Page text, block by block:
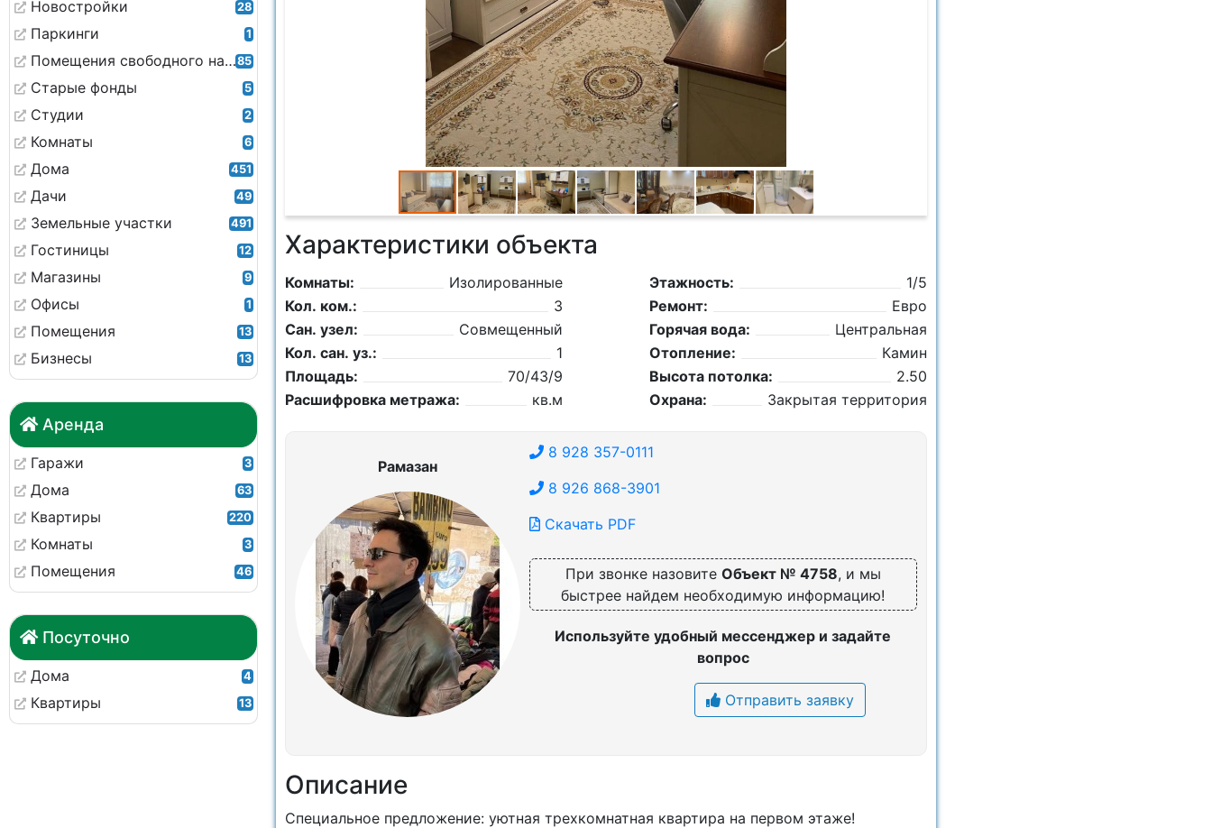
Новостройки 28
Паркинги 1
Помещения свободного назначения85
Старые фонды 5
Студии 2
Комнаты 6
Дома 451
Дачи 49
Земельные участки 491
Гостиницы 12
Магазины 9
Офисы 1
Помещения 13
Бизнесы 13
Аренда
Гаражи 3
Дома 63
Квартиры 220
Комнаты 3
Помещения 46
Посуточно
Дома 4
Квартиры 13
Характеристики объекта
Комнаты:
Изолированные
Кол. ком.:
3
Сан. узел:
Совмещенный
Кол. сан. уз.:
1
Площадь:
70/43/9
Расшифровка метража:
кв.м
Этажность:
1/5
Ремонт:
Евро
Горячая вода:
Центральная
Отопление:
Камин
Высота потолка:
2.50
Охрана:
Закрытая территория
Рамазан
8 928 357-0111
8 926 868-3901
Скачать PDF
При звонке назовите Объект № 4758, и мы
быстрее найдем необходимую информацию!
Используйте удобный мессенджер и задайте
вопрос
Отправить заявку
Описание
Специальное предложение: уютная трехкомнатная квартира на первом этаже!